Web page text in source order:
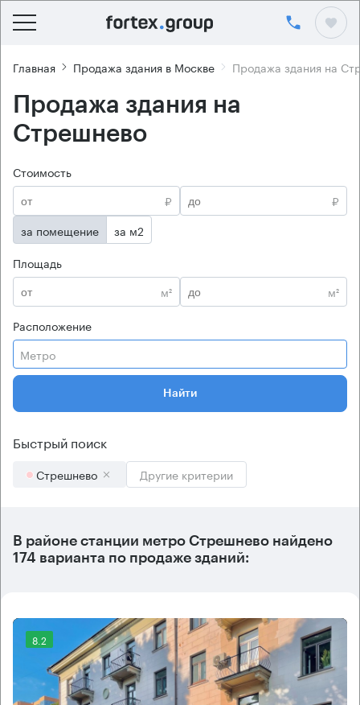
Главная Продажа здания в Москве Продажа здания на
Продажа здания на
Стрешнево
Стоимость
₽
₽
за помещение
за м2
Площадь
м²
м²
Расположение
Метро
Найти
Быстрый поиск
Стрешнево Другие критерии
В районе станции метро Стрешнево найдено
174 варианта по продаже зданий:
8.2